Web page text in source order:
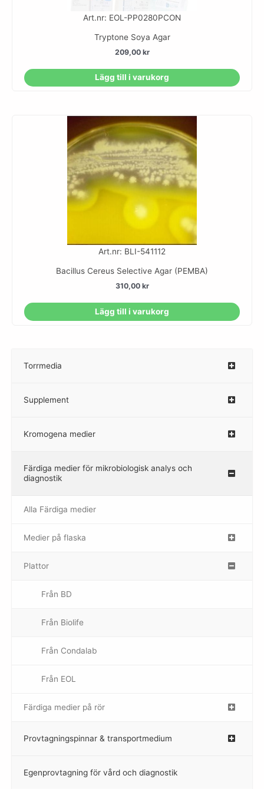
Art.nr: EOL-PP0280PCON
Tryptone Soya Agar
209,00 kr
Lägg till i varukorg
Art.nr: BLI-541112
Bacillus Cereus Selective Agar (PEMBA)
310,00 kr
Lägg till i varukorg
Torrmedia
–
Supplement
–
Kromogena medier
–
Färdiga medier för mikrobiologisk analys och
diagnostik
Alla Färdiga medier
Medier på flaska
–
Plattor
–
Från BD
Från Biolife
–
Från Condalab
Från EOL
–
Färdiga medier på rör
–
Provtagningspinnar & transportmedium
–
Egenprovtagning för vård och diagnostik
–